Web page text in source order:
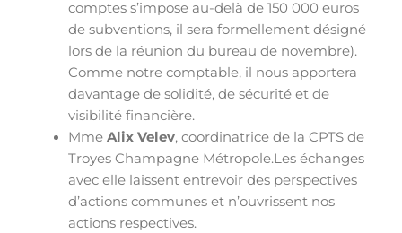
comptes s’impose au-delà de 150 000 euros
de subventions, il sera formellement désigné
lors de la réunion du bureau de novembre).
Comme notre comptable, il nous apportera
davantage de solidité, de sécurité et de
visibilité financière.
MmeAlix Velev, coordinatrice de la CPTS de
Troyes Champagne Métropole.Les échanges
avec elle laissent entrevoir des perspectives
d’actions communes et n’ouvrissent nos
actions respectives.